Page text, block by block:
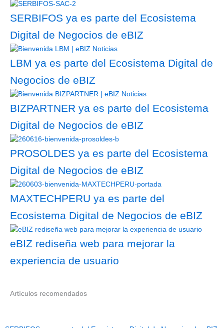
SERBIFOS ya es parte del Ecosistema
Digital de Negocios de eBIZ
LBM ya es parte del Ecosistema Digital de
Negocios de eBIZ
BIZPARTNER ya es parte del Ecosistema
Digital de Negocios de eBIZ
PROSOLDES ya es parte del Ecosistema
Digital de Negocios de eBIZ
MAXTECHPERU ya es parte del
Ecosistema Digital de Negocios de eBIZ
eBIZ rediseña web para mejorar la
experiencia de usuario
Artículos recomendados